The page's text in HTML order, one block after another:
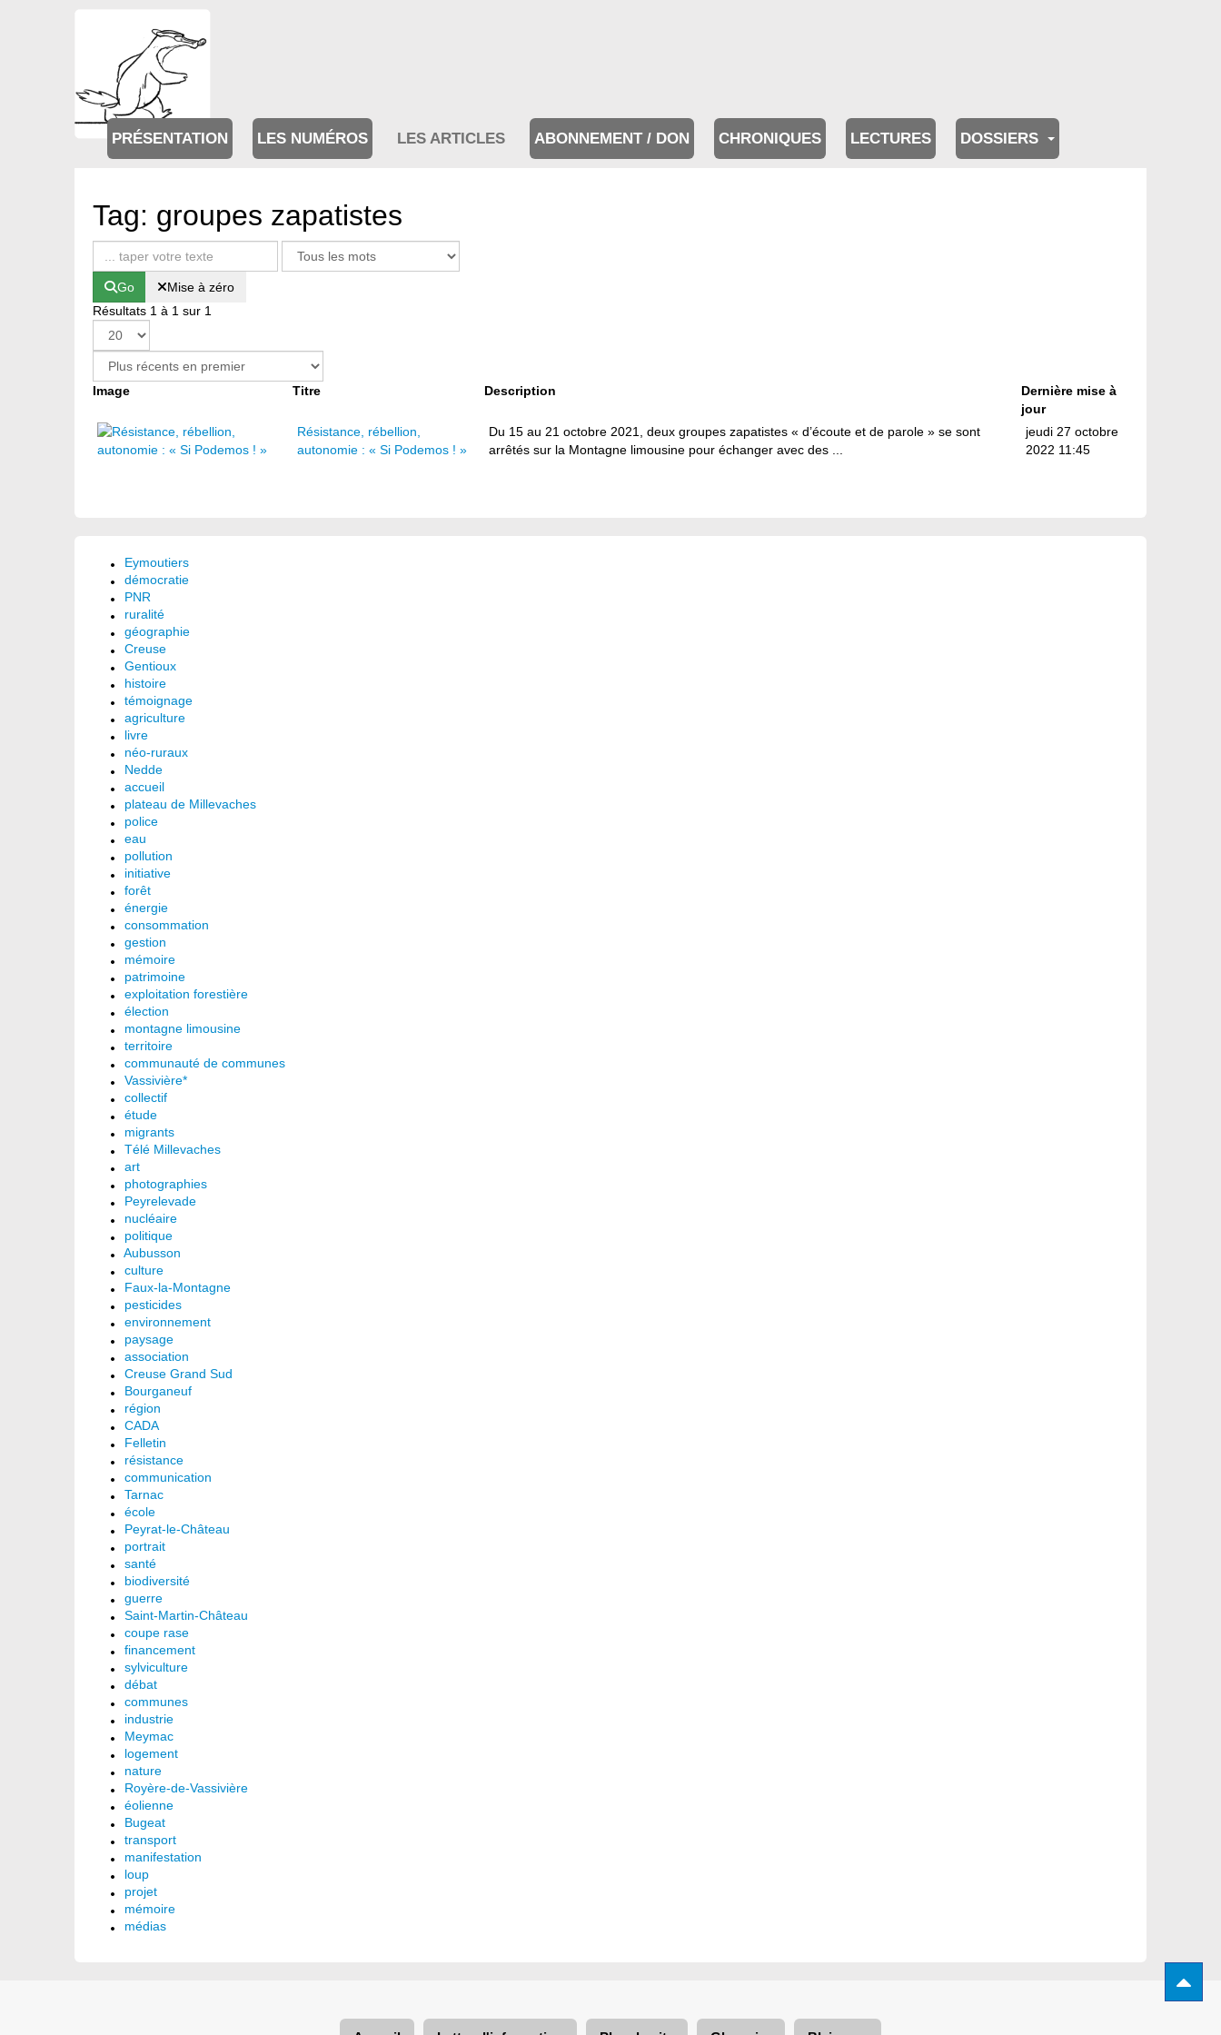
PRÉSENTATION LES NUMÉROS LES ARTICLES ABONNEMENT / DON CHRONIQUES LECTURES DOSSIERS
Tag: groupes zapatistes
Go
Mise à zéro
Résultats 1 à 1 sur 1
Image Titre Description
Dernière mise à
jour
Résistance, rébellion,
autonomie : « Si Podemos ! »
Du 15 au 21 octobre 2021, deux groupes zapatistes « d’écoute et de parole » se sont
arrêtés sur la Montagne limousine pour échanger avec des ...
jeudi 27 octobre
2022 11:45
Eymoutiers
démocratie
PNR
ruralité
géographie
Creuse
Gentioux
histoire
témoignage
agriculture
livre
néo-ruraux
Nedde
accueil
plateau de Millevaches
police
eau
pollution
initiative
forêt
énergie
consommation
gestion
mémoire
patrimoine
exploitation forestière
élection
montagne limousine
territoire
communauté de communes
Vassivière*
collectif
étude
migrants
Télé Millevaches
art
photographies
Peyrelevade
nucléaire
politique
Aubusson
culture
Faux-la-Montagne
pesticides
environnement
paysage
association
Creuse Grand Sud
Bourganeuf
région
CADA
Felletin
résistance
communication
Tarnac
école
Peyrat-le-Château
portrait
santé
biodiversité
guerre
Saint-Martin-Château
coupe rase
financement
sylviculture
débat
communes
industrie
Meymac
logement
nature
Royère-de-Vassivière
éolienne
Bugeat
transport
manifestation
loup
projet
mémoire
médias